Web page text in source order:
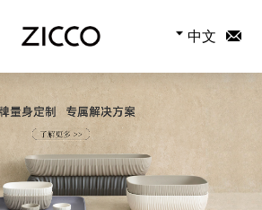
中文